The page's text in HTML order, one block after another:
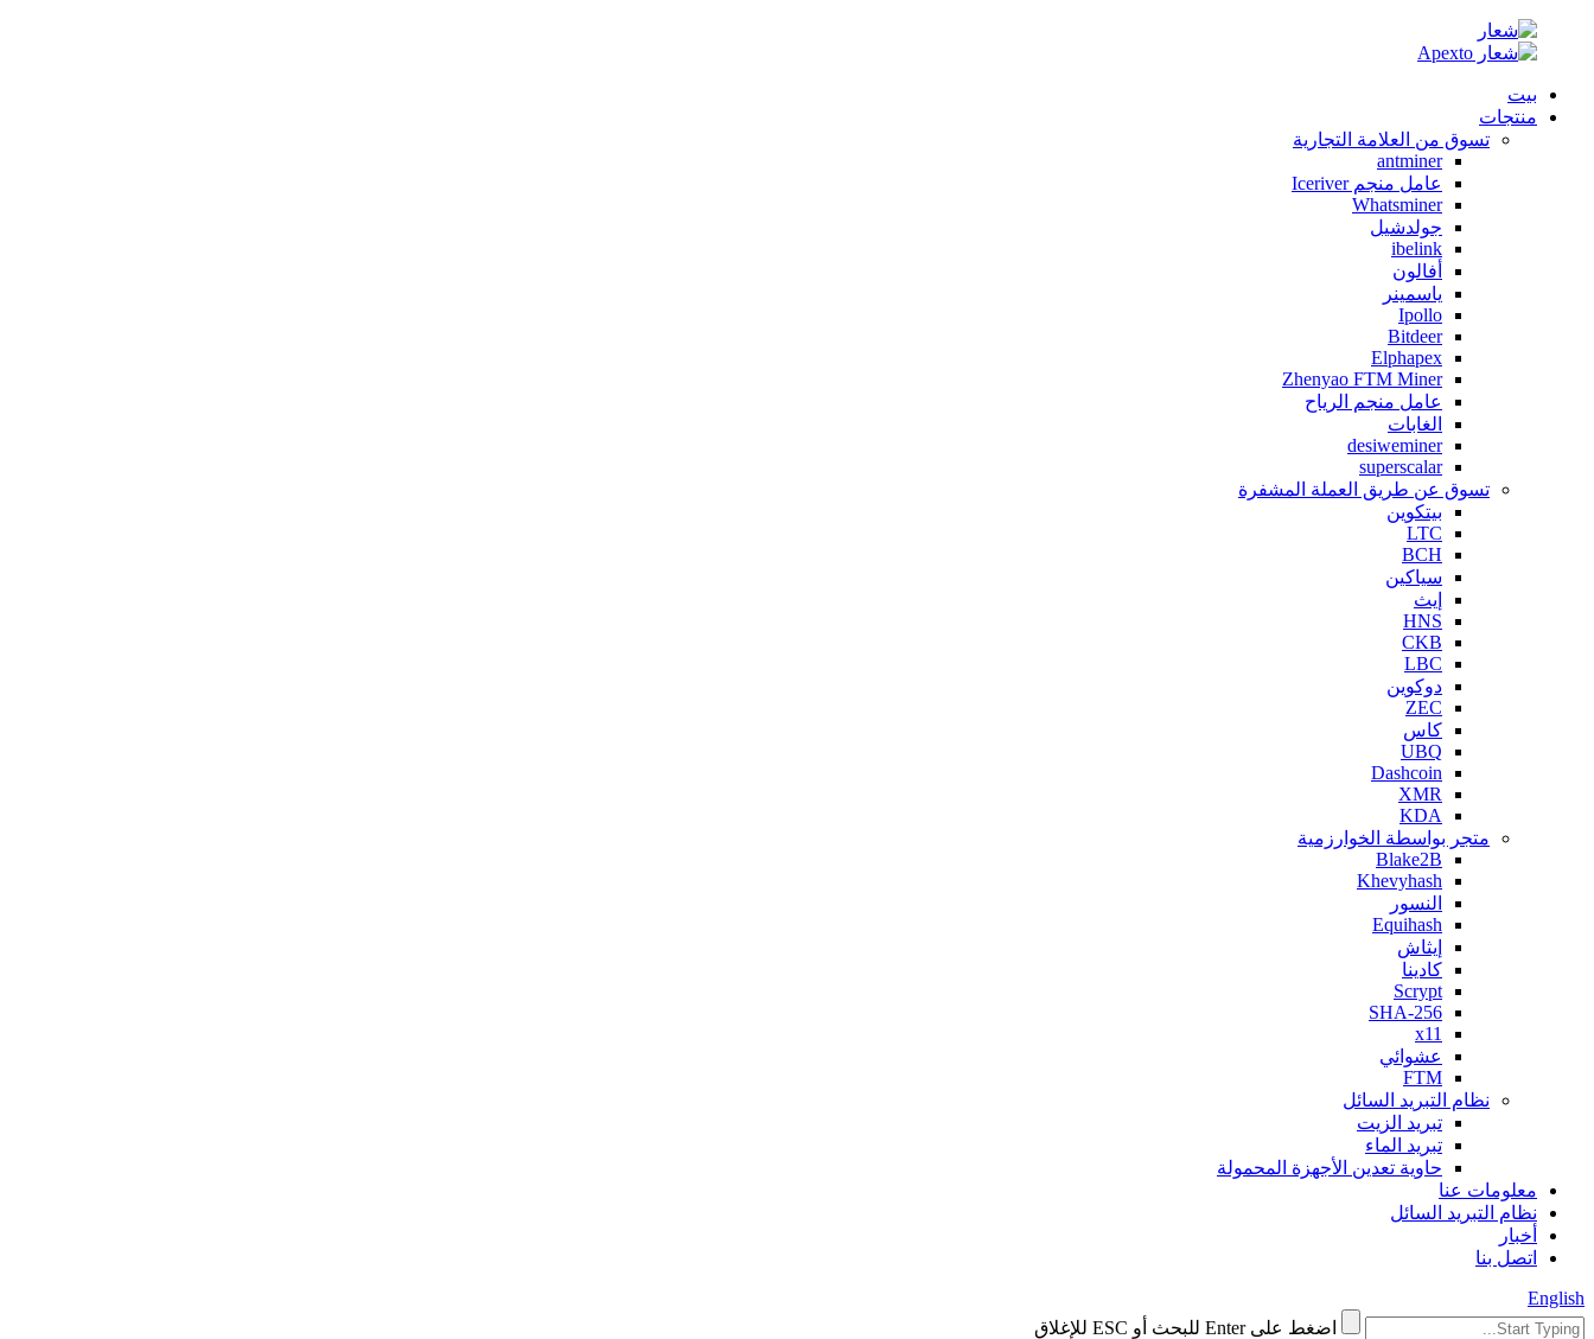
بيت
منتجات
تسوق من العلامة التجارية
antminer
عامل منجم Iceriver
Whatsminer
جولدشيل
ibelink
أفالون
ياسمينر
Ipollo
Bitdeer
Elphapex
Zhenyao FTM Miner
عامل منجم الرياح
الغابات
desiweminer
superscalar
تسوق عن طريق العملة المشفرة
بيتكوين
LTC
BCH
سياكين
إيث
HNS
CKB
LBC
دوكوين
ZEC
كاس
UBQ
Dashcoin
XMR
KDA
متجر بواسطة الخوارزمية
Blake2B
Khevyhash
النسور
Equihash
إيثاش
كادينا
Scrypt
SHA-256
x11
عشوائي
FTM
نظام التبريد السائل
تبريد الزيت
تبريد الماء
حاوية تعدين الأجهزة المحمولة
معلومات عنا
نظام التبريد السائل
أخبار
اتصل بنا
English
اضغط على Enter للبحث أو ESC للإغلاق